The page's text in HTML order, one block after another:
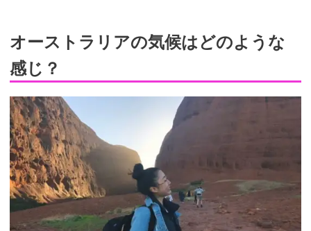
オーストラリアの気候はどのような
感じ？